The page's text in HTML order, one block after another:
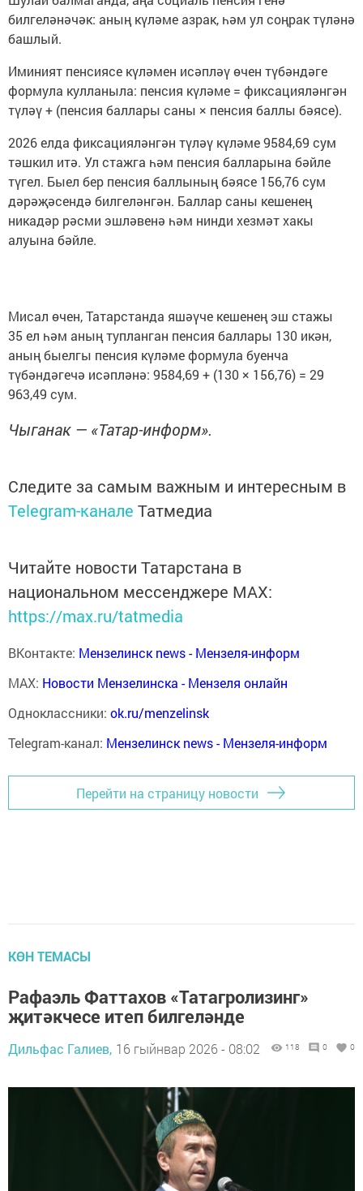
билгеләнәчәк: аның күләме азрак, һәм ул соңрак түләнә
башлый.
Иминият пенсиясе күләмен исәпләү өчен түбәндәге
формула кулланыла: пенсия күләме = фиксацияләнгән
түләү + (пенсия баллары саны × пенсия баллы бәясе).
2026 елда фиксацияләнгән түләү күләме 9584,69 сум
тәшкил итә. Ул стажга һәм пенсия балларына бәйле
түгел. Быел бер пенсия баллының бәясе 156,76 сум
дәрәҗәсендә билгеләнгән. Баллар саны кешенең
никадәр рәсми эшләвенә һәм нинди хезмәт хакы
алуына бәйле.
Мисал өчен, Татарстанда яшәүче кешенең эш стажы
35 ел һәм аның тупланган пенсия баллары 130 икән,
аның быелгы пенсия күләме формула буенча
түбәндәгечә исәпләнә: 9584,69 + (130 × 156,76) = 29
963,49 сум.
Чыганак — «Татар-информ».
Следите за самым важным и интересным в
Telegram-канале Татмедиа
Читайте новости Татарстана в
национальном мессенджере MАХ:
https://max.ru/tatmedia
ВКонтакте: Мензелинск news - Мензеля-информ
MAX: Новости Мензелинска - Мензеля онлайн
Одноклассники: ok.ru/menzelinsk
Telegram-канал: Мензелинск news - Мензеля-информ
Перейти на страницу новости
КӨН ТЕМАСЫ
Рафаэль Фаттахов «Татагролизинг»
җитәкчесе итеп билгеләнде
Дильфас Галиев, 16 гыйнвар 2026 - 08:02 118 0 0